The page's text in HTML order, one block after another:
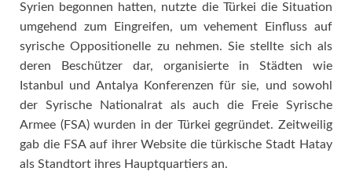
Syrien begonnen hatten, nutzte die Türkei die Situation
umgehend zum Eingreifen, um vehement Einfluss auf
syrische Oppositionelle zu nehmen. Sie stellte sich als
deren Beschützer dar, organisierte in Städten wie
Istanbul und Antalya Konferenzen für sie, und sowohl
der Syrische Nationalrat als auch die Freie Syrische
Armee (FSA) wurden in der Türkei gegründet. Zeitweilig
gab die FSA auf ihrer Website die türkische Stadt Hatay
als Standtort ihres Hauptquartiers an.